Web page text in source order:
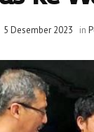
5 Desember 2023 in